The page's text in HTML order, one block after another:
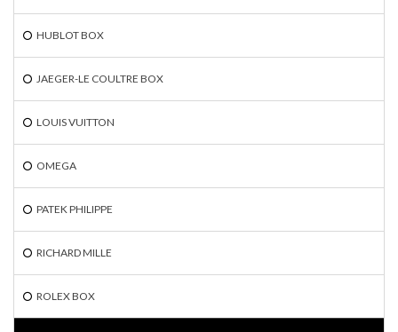
HUBLOT BOX
JAEGER-LE COULTRE BOX
LOUIS VUITTON
OMEGA
PATEK PHILIPPE
RICHARD MILLE
ROLEX BOX